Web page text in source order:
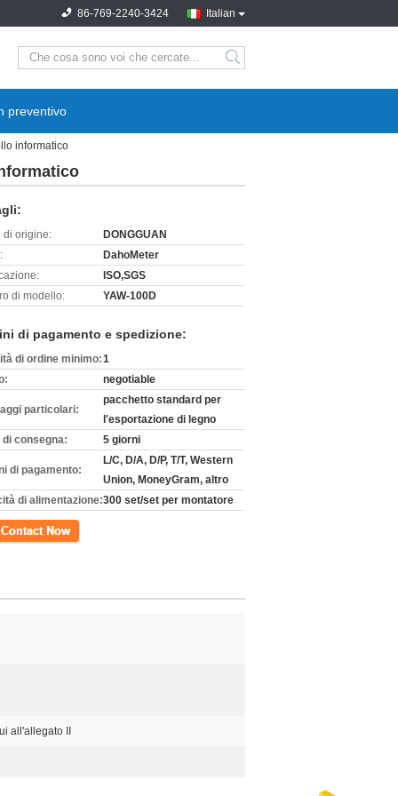
Italian
86-769-2240-3424
search
preventivo
informatico
di origine:
DONGGUAN
DahoMeter
ISO,SGS
di modello:
YAW-100D
di pagamento e spedizione:
di ordine minimo:1
negotiable
particolari:
pacchetto standard per
l'esportazione di legno
di consegna:
5 giorni
di pagamento:
L/C, D/A, D/P, T/T, Western
Union, MoneyGram, altro
di alimentazione:300 set/set per montatore
all'allegato II